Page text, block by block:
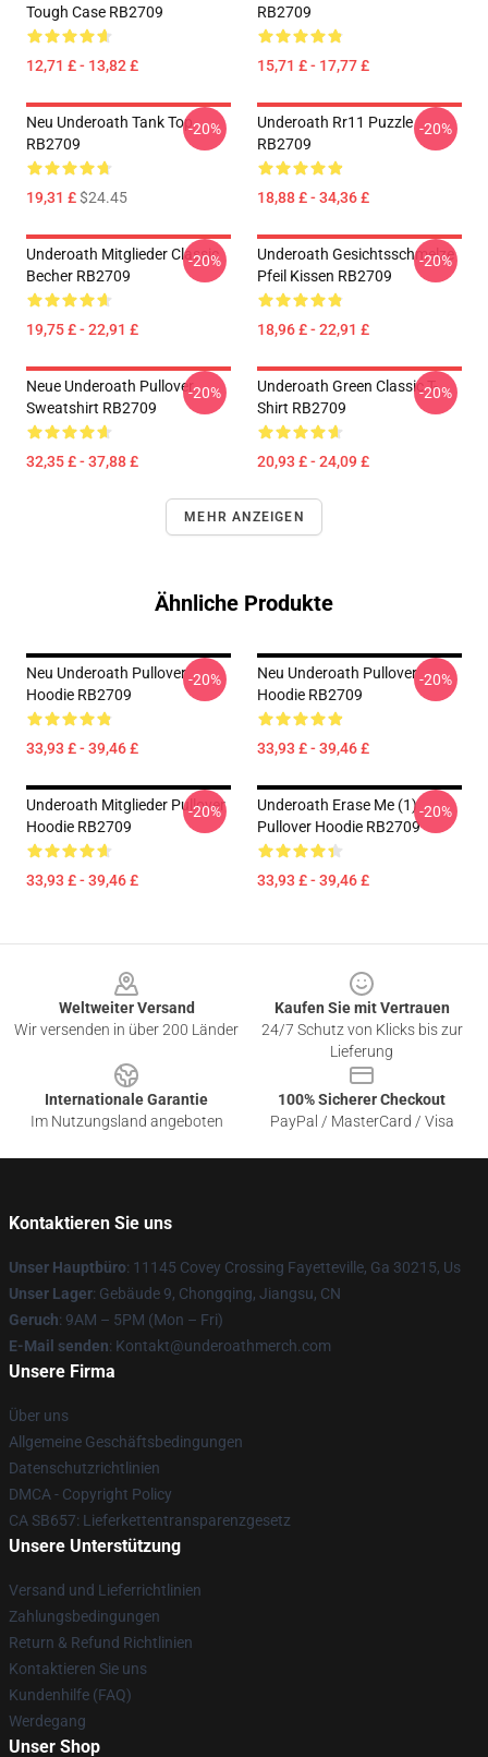
Tough Case RB2709
12,71 £ - 13,82 £
RB2709
15,71 £ - 17,77 £
Neu Underoath Tank Top
RB2709
19,31 £$24.45
-20%
Underoath Rr11 Puzzle
RB2709
18,88 £ - 34,36 £
-20%
Underoath Mitglieder Classic
Becher RB2709
19,75 £ - 22,91 £
-20%
Underoath Gesichtsschmelze
Pfeil Kissen RB2709
18,96 £ - 22,91 £
-20%
Neue Underoath Pullover
Sweatshirt RB2709
32,35 £ - 37,88 £
-20%
Underoath Green Classic T-
Shirt RB2709
20,93 £ - 24,09 £
-20%
MEHR ANZEIGEN
Ähnliche Produkte
Neu Underoath Pullover
Hoodie RB2709
33,93 £ - 39,46 £
-20%
Neu Underoath Pullover
Hoodie RB2709
33,93 £ - 39,46 £
-20%
Underoath Mitglieder Pullover
Hoodie RB2709
33,93 £ - 39,46 £
-20%
Underoath Erase Me (1)
Pullover Hoodie RB2709
33,93 £ - 39,46 £
-20%
Weltweiter Versand
Wir versenden in über 200 Länder
Kaufen Sie mit Vertrauen
24/7 Schutz von Klicks bis zur
Lieferung
Internationale Garantie
Im Nutzungsland angeboten
100% Sicherer Checkout
PayPal / MasterCard / Visa
Kontaktieren Sie uns
Unser Hauptbüro: 11145 Covey Crossing Fayetteville, Ga 30215, Us
Unser Lager: Gebäude 9, Chongqing, Jiangsu, CN
Geruch: 9AM – 5PM (Mon – Fri)
E-Mail senden: Kontakt@underoathmerch.com
Unsere Firma
Über uns
Allgemeine Geschäftsbedingungen
Datenschutzrichtlinien
DMCA - Copyright Policy
CA SB657: Lieferkettentransparenzgesetz
Unsere Unterstützung
Versand und Lieferrichtlinien
Zahlungsbedingungen
Return & Refund Richtlinien
Kontaktieren Sie uns
Kundenhilfe (FAQ)
Werdegang
Unser Shop